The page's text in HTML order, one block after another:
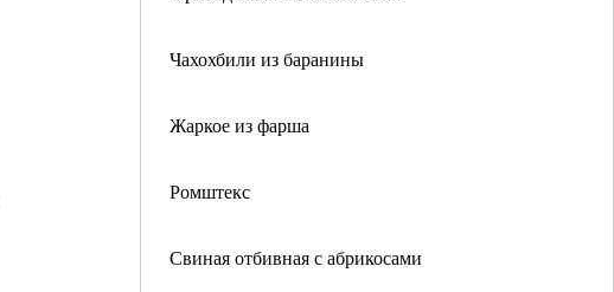
Чахохбили из баранины
Жаркое из фарша
Ромштекс
Свиная отбивная с абрикосами